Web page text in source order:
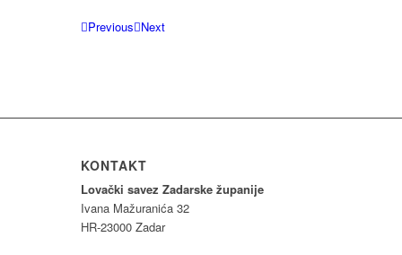
Previous Next
KONTAKT
Lovački savez Zadarske županije
Ivana Mažuranića 32
HR-23000 Zadar